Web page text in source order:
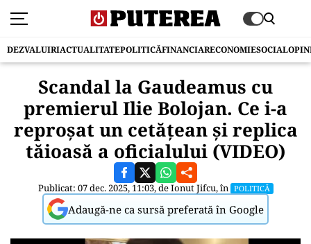
DEZVALUIRIACTUALITATEPOLITICĂFINANCIARECONOMIESOCIAL
Scandal la Gaudeamus cu
premierul Ilie Bolojan. Ce i-a
reproșat un cetățean și replica
tăioasă a oficialului (VIDEO)
Publicat: 07 dec. 2025, 11:03, deIonut Jifcu, în POLITICĂ
Adaugă-ne ca sursă preferată în Google